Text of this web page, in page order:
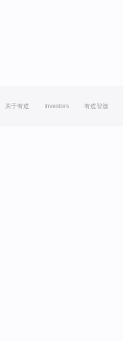
关于有道 Investors 有道智选